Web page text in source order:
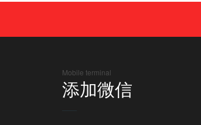
Mobile terminal
添加微信